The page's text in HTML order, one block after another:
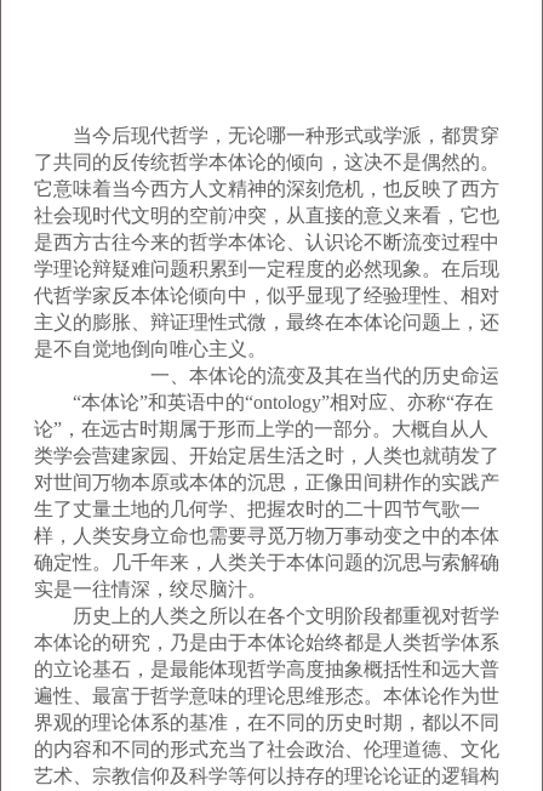
当今后现代哲学，无论哪一种形式或学派，都贯穿
了共同的反传统哲学本体论的倾向，这决不是偶然的。
它意味着当今西方人文精神的深刻危机，也反映了西方
社会现时代文明的空前冲突，从直接的意义来看，它也
是西方古往今来的哲学本体论、认识论不断流变过程中
学理论辩疑难问题积累到一定程度的必然现象。在后现
代哲学家反本体论倾向中，似乎显现了经验理性、相对
主义的膨胀、辩证理性式微，最终在本体论问题上，还
是不自觉地倒向唯心主义。
一、本体论的流变及其在当代的历史命运
“本体论”和英语中的“ontology”相对应、亦称“存在
论”，在远古时期属于形而上学的一部分。大概自从人
类学会营建家园、开始定居生活之时，人类也就萌发了
对世间万物本原或本体的沉思，正像田间耕作的实践产
生了丈量土地的几何学、把握农时的二十四节气歌一
样，人类安身立命也需要寻觅万物万事动变之中的本体
确定性。几千年来，人类关于本体问题的沉思与索解确
实是一往情深，绞尽脑汁。
历史上的人类之所以在各个文明阶段都重视对哲学
本体论的研究，乃是由于本体论始终都是人类哲学体系
的立论基石，是最能体现哲学高度抽象概括性和远大普
遍性、最富于哲学意味的理论思维形态。本体论作为世
界观的理论体系的基准，在不同的历史时期，都以不同
的内容和不同的形式充当了社会政治、伦理道德、文化
艺术、宗教信仰及科学等何以持存的理论论证的逻辑构